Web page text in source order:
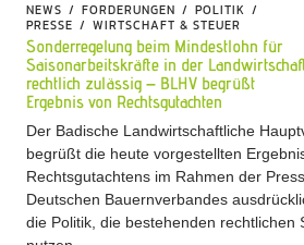
NEWS FORDERUNGEN
POLITIK
PRESSE
WIRTSCHAFT & STEUER
Sonderregelung beim Mindestlohn für
Saisonarbeitskräfte in der
rechtlich zulässig – BLHV begrüßt
Ergebnis von Rechtsgutachten
Der Badische Landwirtschaftliche
begrüßt die heute vorgestellten
Rechtsgutachtens im Rahmen der
Deutschen Bauernverbandes
die Politik, die bestehenden rechtlichen